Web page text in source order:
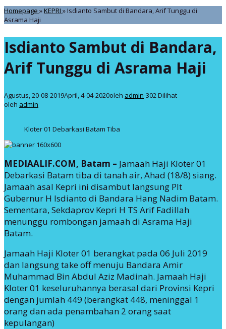
Homepage »KEPRI »Isdianto Sambut di Bandara, Arif Tunggu di
Asrama Haji
Isdianto Sambut di Bandara,
Arif Tunggu di Asrama Haji
Agustus, 20-08-2019April, 4-04-2020oleh admin-302 Dilihat
oleh admin
Kloter 01 Debarkasi Batam Tiba
MEDIAALIF.COM, Batam – Jamaah Haji Kloter 01
Debarkasi Batam tiba di tanah air, Ahad (18/8) siang.
Jamaah asal Kepri ini disambut langsung Plt
Gubernur H Isdianto di Bandara Hang Nadim Batam.
Sementara, Sekdaprov Kepri H TS Arif Fadillah
menunggu rombongan jamaah di Asrama Haji
Batam.
Jamaah Haji Kloter 01 berangkat pada 06 Juli 2019
dan langsung take off menuju Bandara Amir
Muhammad Bin Abdul Aziz Madinah. Jamaah Haji
Kloter 01 keseluruhannya berasal dari Provinsi Kepri
dengan jumlah 449 (berangkat 448, meninggal 1
orang dan ada penambahan 2 orang saat
kepulangan)